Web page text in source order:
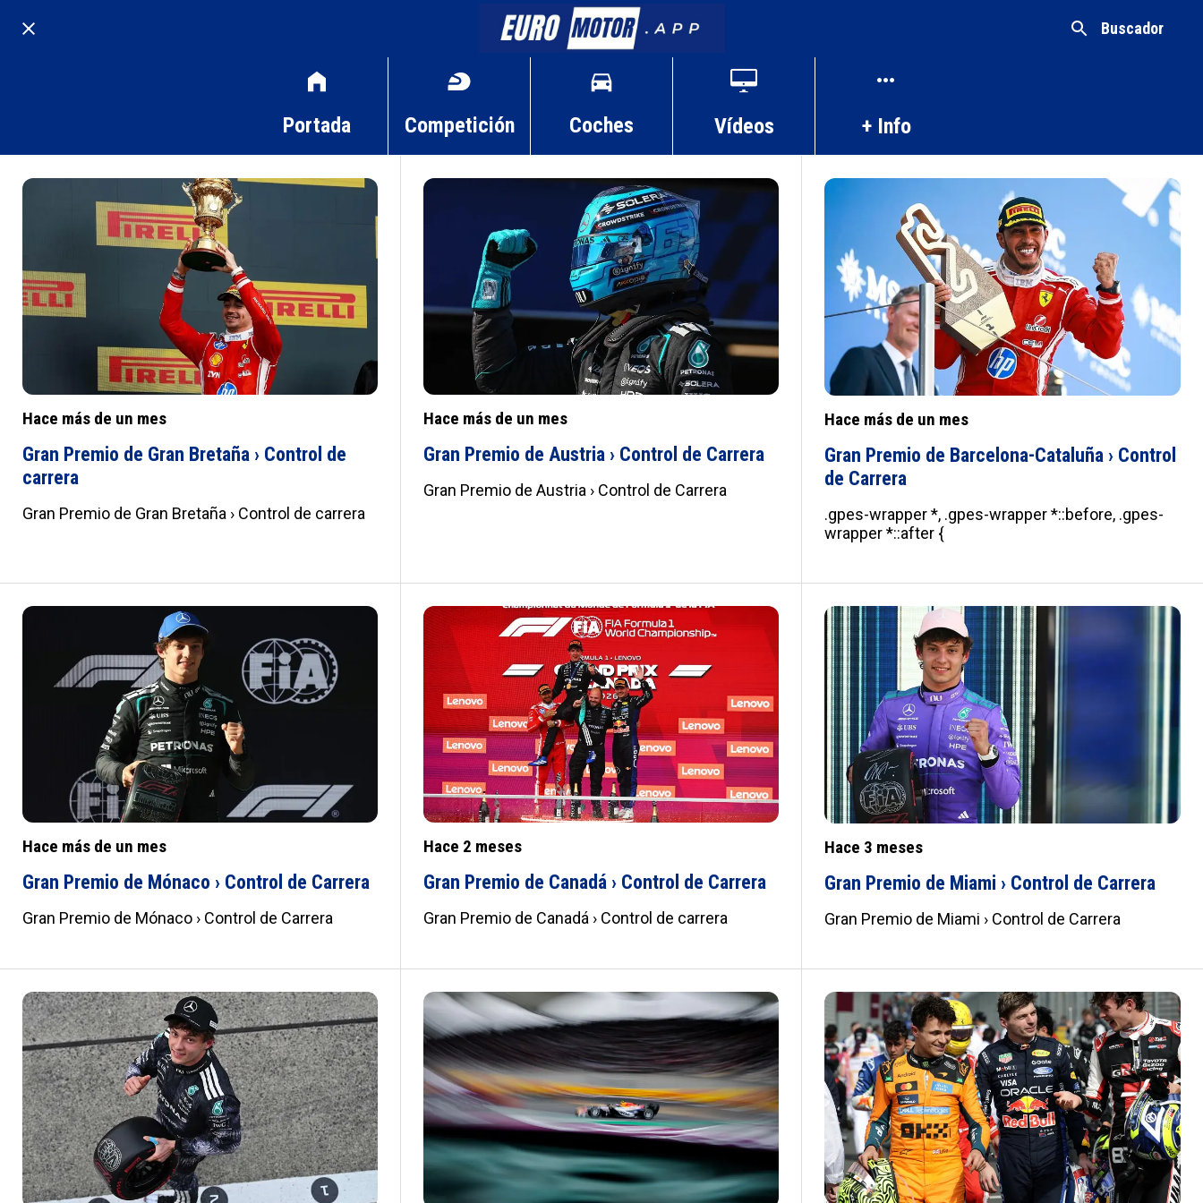
Buscador
Portada Competición Coches Vídeos + Info
Hace más de un mes
Gran Premio de Gran Bretaña › Control de
carrera
Gran Premio de Gran Bretaña › Control de carrera
Hace más de un mes
Gran Premio de Austria › Control de Carrera
Gran Premio de Austria › Control de Carrera
Hace más de un mes
Gran Premio de Barcelona-Cataluña › Control
de Carrera
.gpes-wrapper *, .gpes-wrapper *::before, .gpes-
wrapper *::after {
Hace más de un mes
Gran Premio de Mónaco › Control de Carrera
Gran Premio de Mónaco › Control de Carrera
Hace 2 meses
Gran Premio de Canadá › Control de Carrera
Gran Premio de Canadá › Control de carrera
Hace 3 meses
Gran Premio de Miami › Control de Carrera
Gran Premio de Miami › Control de Carrera